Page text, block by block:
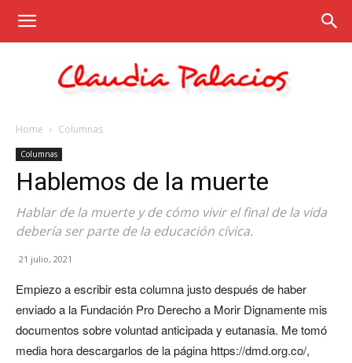
Palacios
Home Columnas
Columnas
Hablemos de la muerte
Hablar de la muerte y de cómo vivir el final de la vida
debería ser parte de la educación cívica.
21 julio, 2021
Empiezo a escribir esta columna justo después de haber
enviado a la Fundación Pro Derecho a Morir Dignamente mis
documentos sobre voluntad anticipada y eutanasia. Me tomó
media hora descargarlos de la página https://dmd.org.co/,